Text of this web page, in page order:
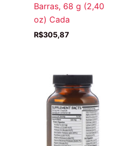
Barras, 68 g (2,40
oz) Cada
R$305,87